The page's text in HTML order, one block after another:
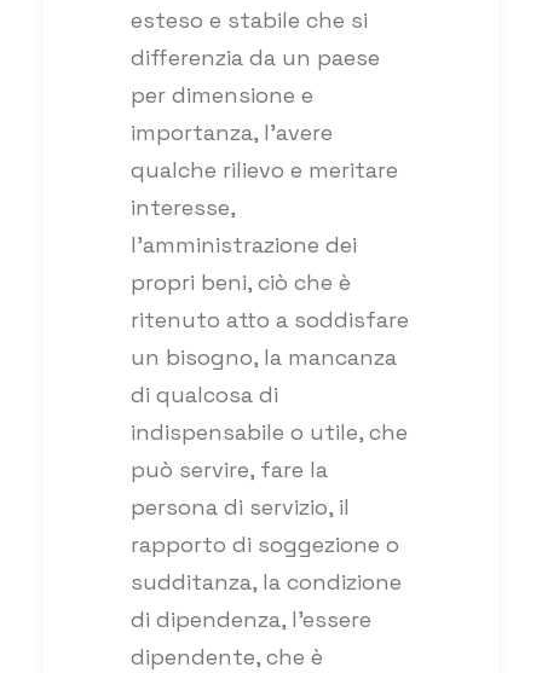
esteso e stabile che si
differenzia da un paese
per dimensione e
importanza, l’avere
qualche rilievo e meritare
interesse,
l’amministrazione dei
propri beni, ciò che è
ritenuto atto a soddisfare
un bisogno, la mancanza
di qualcosa di
indispensabile o utile, che
può servire, fare la
persona di servizio, il
rapporto di soggezione o
sudditanza, la condizione
di dipendenza, l’essere
dipendente, che è